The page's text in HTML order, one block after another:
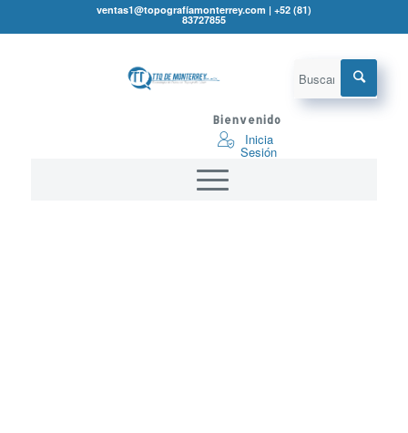
ventas1@topografíamonterrey.com | +52 (81)
83727855
Bienvenido
Inicia
Sesión